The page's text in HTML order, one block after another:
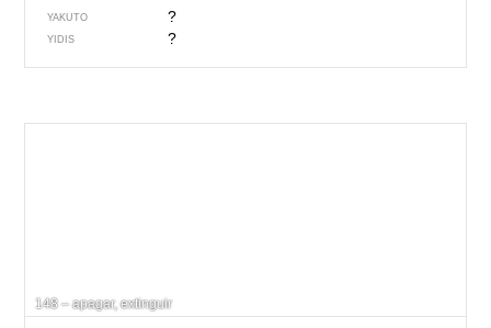
YAKUTO ?
YIDIS ?
148 – apagar, extinguir